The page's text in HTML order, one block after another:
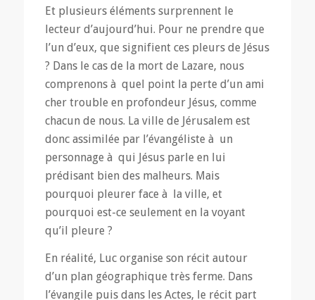
Et plusieurs éléments surprennent le
lecteur d’aujourd’hui. Pour ne prendre que
l’un d’eux, que signifient ces pleurs de Jésus
? Dans le cas de la mort de Lazare, nous
comprenons à quel point la perte d’un ami
cher trouble en profondeur Jésus, comme
chacun de nous. La ville de Jérusalem est
donc assimilée par l’évangéliste à un
personnage à qui Jésus parle en lui
prédisant bien des malheurs. Mais
pourquoi pleurer face à la ville, et
pourquoi est-ce seulement en la voyant
qu’il pleure ?
En réalité, Luc organise son récit autour
d’un plan géographique très ferme. Dans
l’évangile puis dans les Actes, le récit part